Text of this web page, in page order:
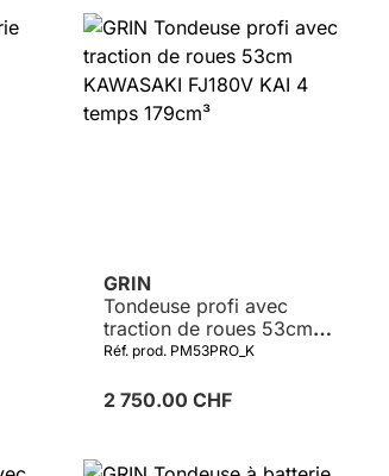
Détails
GRIN
Tondeuse profi avec
traction de roues 53cm
KAWASAKI FJ180V KAI 4
Réf. prod. PM53PRO_K
2 750.00 CHF